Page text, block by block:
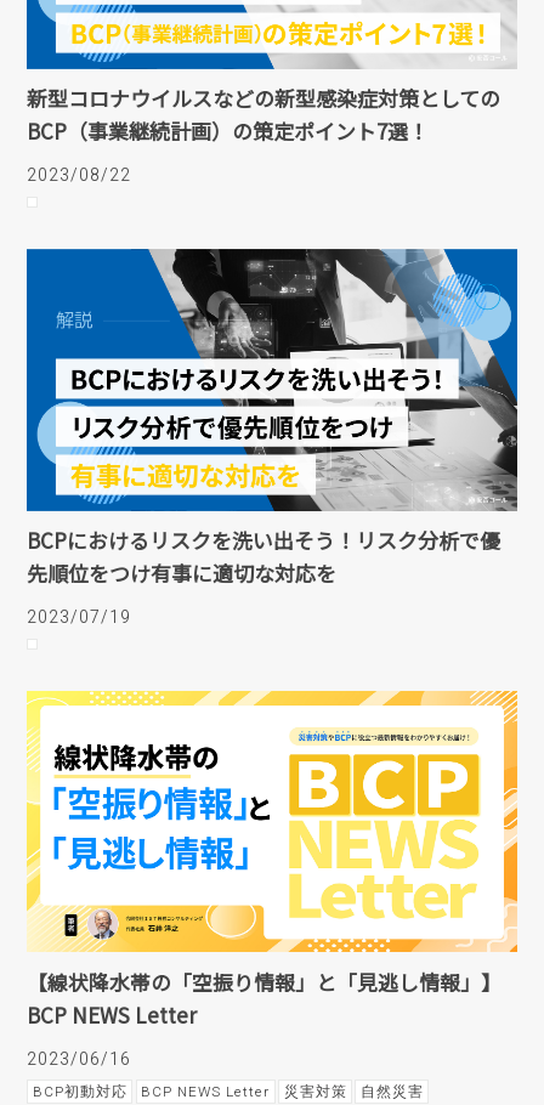
新型コロナウイルスなどの新型感染症対策としての
BCP（事業継続計画）の策定ポイント7選！
2023/08/22
BCPにおけるリスクを洗い出そう！リスク分析で優
先順位をつけ有事に適切な対応を
2023/07/19
【線状降水帯の「空振り情報」と「見逃し情報」】
BCP NEWS Letter
2023/06/16
BCP初動対応 BCP NEWS Letter 災害対策 自然災害